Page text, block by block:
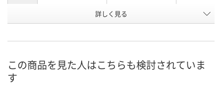
#14
号
お届け日
詳しく見る
この商品を見た人はこちらも検討されていま
す